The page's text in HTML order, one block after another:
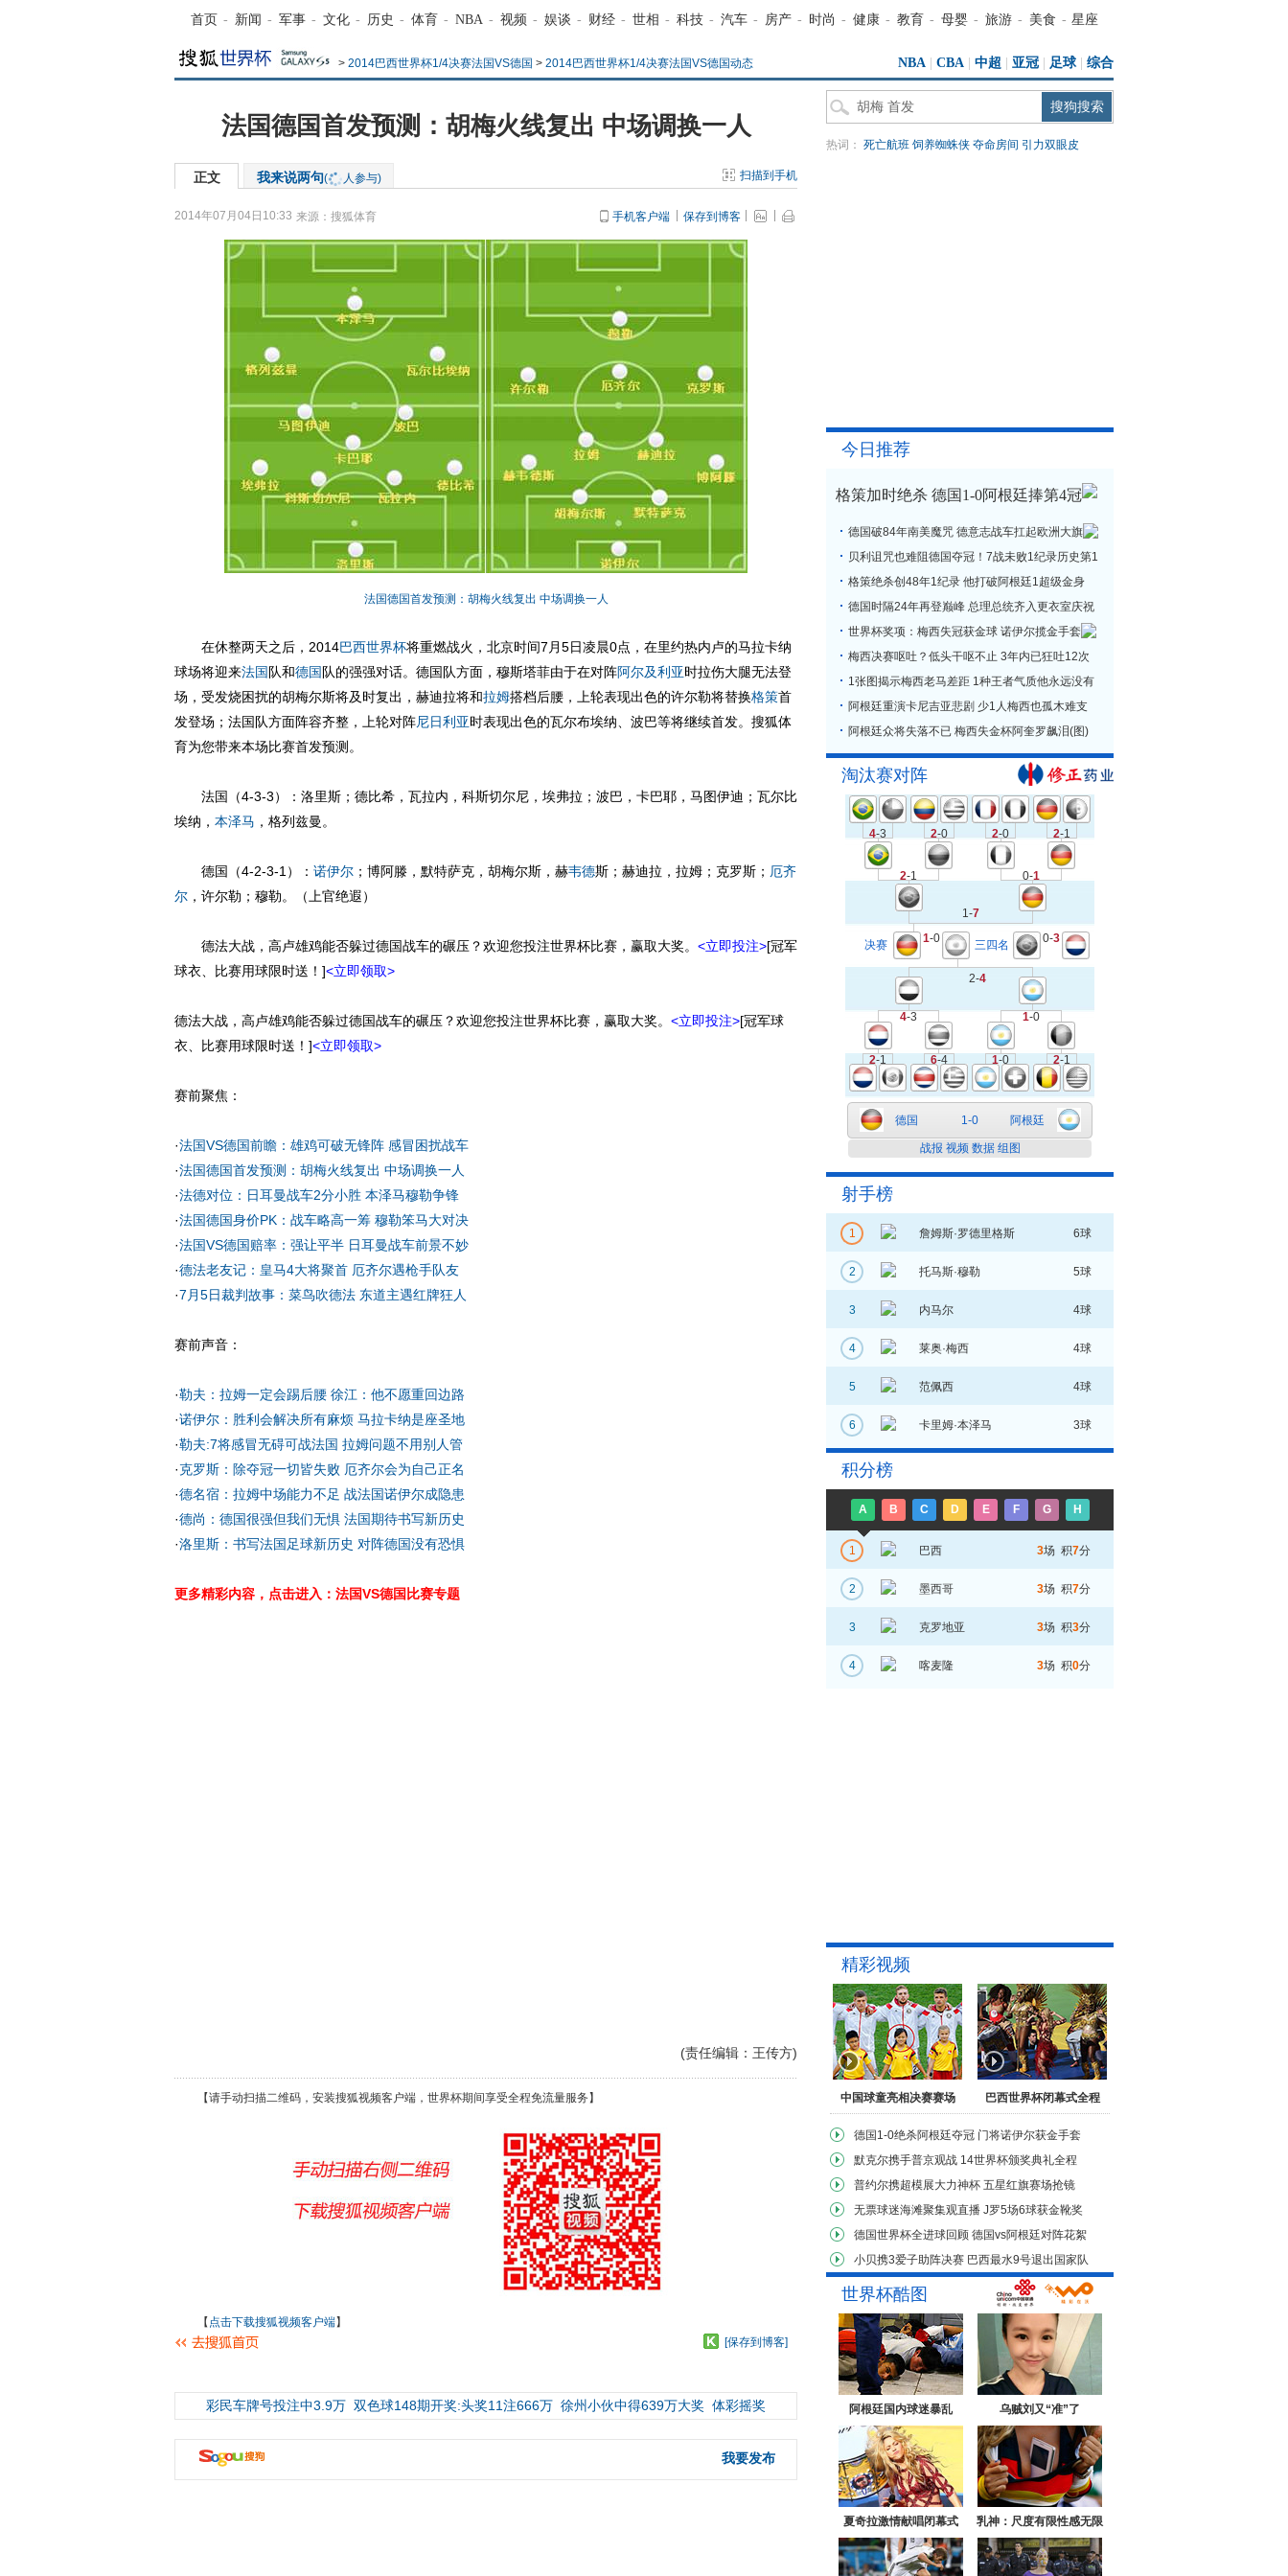
首页 - 新闻 - 军事 - 文化 - 历史 - 体育 - NBA - 视频 - 娱谈 - 财经 - 世相 - 科技 - 汽车 - 房产 - 时尚 - 健康 - 教育 - 母婴 - 旅游 - 美食 - 星座
> 2014巴西世界杯1/4决赛法国VS德国 > 2014巴西世界杯1/4决赛法国VS德国动态 NBA CBA 中超 亚冠 足球| 综合
法国德国首发预测：胡梅火线复出 中场调换一人
正文 我来说两句( 人参与) 扫描到手机
2014年07月04日10:33 来源： 搜狐体育 手机客户端 保存到博客
法国德国首发预测：胡梅火线复出 中场调换一人
在休整两天之后，2014巴西世界杯将重燃战火，北京时间7月5日凌晨0点，在里约热内卢的马拉卡纳
球场将迎来法国队和德国队的强强对话。德国队方面，穆斯塔菲由于在对阵阿尔及利亚时拉伤大腿无法登
场，受发烧困扰的胡梅尔斯将及时复出，赫迪拉将和拉姆搭档后腰，上轮表现出色的许尔勒将替换格策首
发登场；法国队方面阵容齐整，上轮对阵尼日利亚时表现出色的瓦尔布埃纳、波巴等将继续首发。搜狐体
育为您带来本场比赛首发预测。
法国（4-3-3）：洛里斯；德比希，瓦拉内，科斯切尔尼，埃弗拉；波巴，卡巴耶，马图伊迪；瓦尔比
埃纳， 本泽马 ，格列兹曼。
德国（4-2-3-1）： 诺伊尔 ；博阿滕，默特萨克，胡梅尔斯，赫韦德斯；赫迪拉，拉姆；克罗斯； 厄齐
尔 ，许尔勒；穆勒。（上官绝遐）
德法大战，高卢雄鸡能否躲过德国战车的碾压？欢迎您投注世界杯比赛，赢取大奖。 <立即投注>[冠军
球衣、比赛用球限时送！]<立即领取>
德法大战，高卢雄鸡能否躲过德国战车的碾压？欢迎您投注世界杯比赛，赢取大奖。 <立即投注>[冠军球
衣、比赛用球限时送！]<立即领取>
赛前聚焦：
·法国VS德国前瞻：雄鸡可破无锋阵 感冒困扰战车
·法国德国首发预测：胡梅火线复出 中场调换一人
·法德对位：日耳曼战车2分小胜 本泽马穆勒争锋
·法国德国身价PK：战车略高一筹 穆勒笨马大对决
·法国VS德国赔率：强让平半 日耳曼战车前景不妙
·德法老友记：皇马4大将聚首 厄齐尔遇枪手队友
·7月5日裁判故事：菜鸟吹德法 东道主遇红牌狂人
赛前声音：
·勒夫：拉姆一定会踢后腰 徐江：他不愿重回边路
·诺伊尔：胜利会解决所有麻烦 马拉卡纳是座圣地
·勒夫:7将感冒无碍可战法国 拉姆问题不用别人管
·克罗斯：除夺冠一切皆失败 厄齐尔会为自己正名
·德名宿：拉姆中场能力不足 战法国诺伊尔成隐患
·德尚：德国很强但我们无惧 法国期待书写新历史
·洛里斯：书写法国足球新历史 对阵德国没有恐惧
更多精彩内容，点击进入：法国VS德国比赛专题
(责任编辑：王传方)
【请手动扫描二维码，安装搜狐视频客户端，世界杯期间享受全程免流量服务】
【 点击下载搜狐视频客户端】
[保存到博客]
彩民车牌号投注中3.9万 双色球148期开奖:头奖11注666万 徐州小伙中得639万大奖 体彩摇奖
我要发布
热词： 死亡航班 饲养蜘蛛侠 夺命房间 引力双眼皮
今日推荐
格策加时绝杀 德国1-0阿根廷捧第4冠
德国破84年南美魔咒 德意志战车扛起欧洲大旗
贝利诅咒也难阻德国夺冠！7战未败1纪录历史第1
格策绝杀创48年1纪录 他打破阿根廷1超级金身
德国时隔24年再登巅峰 总理总统齐入更衣室庆祝
世界杯奖项：梅西失冠获金球 诺伊尔揽金手套
梅西决赛呕吐？低头干呕不止 3年内已狂吐12次
1张图揭示梅西老马差距 1种王者气质他永远没有
阿根廷重演卡尼吉亚悲剧 少1人梅西也孤木难支
阿根廷众将失落不已 梅西失金杯阿奎罗飙泪(图)
淘汰赛对阵
4-3 2-0 2-0 2-1
2-1 0-1
1-7
2-4
4-3 1-0
2-1 6-4 1-0 2-1
1-0 0-3
决赛 三四名
德国 1-0 阿根廷
战报 视频 数据 组图
射手榜
1 詹姆斯·罗德里格斯 6球
2 托马斯·穆勒 5球
3 内马尔 4球
4 莱奥·梅西 4球
5 范佩西 4球
6 卡里姆·本泽马 3球
积分榜
A B C D E F G H
1 巴西 3场 积7分
2 墨西哥 3场 积7分
3 克罗地亚 3场 积3分
4 喀麦隆 3场 积0分
精彩视频
中国球童亮相决赛赛场 巴西世界杯闭幕式全程
德国1-0绝杀阿根廷夺冠 门将诺伊尔获金手套
默克尔携手普京观战 14世界杯颁奖典礼全程
普约尔携超模展大力神杯 五星红旗赛场抢镜
无票球迷海滩聚集观直播 J罗5场6球获金靴奖
德国世界杯全进球回顾 德国vs阿根廷对阵花絮
小贝携3爱子助阵决赛 巴西最水9号退出国家队
世界杯酷图
阿根廷国内球迷暴乱 乌贼刘又“准”了
夏奇拉激情献唱闭幕式 乳神：尺度有限性感无限